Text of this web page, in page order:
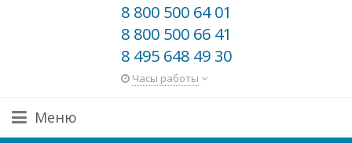
8 800 500 64 01
8 800 500 66 41
8 495 648 49 30
Часы работы
Меню